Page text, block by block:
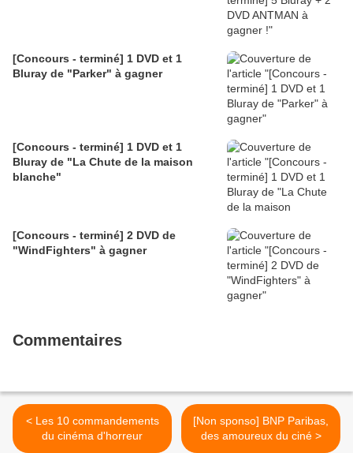
[Concours - terminé] 1 DVD et 1
Bluray de "Parker" à gagner
[Concours - terminé] 1 DVD et 1
Bluray de "La Chute de la maison
blanche"
[Concours - terminé] 2 DVD de
"WindFighters" à gagner
Commentaires
< Les 10 commandements
du cinéma d'horreur
[Non sponso] BNP Paribas,
des amoureux du ciné >